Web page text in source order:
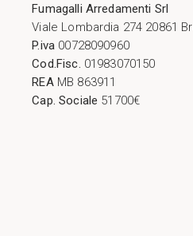
Fumagalli Arredamenti Srl
Viale Lombardia 274 20861
P.iva 00728090960
Cod.Fisc. 01983070150
REA MB 863911
Cap. Sociale 51700€